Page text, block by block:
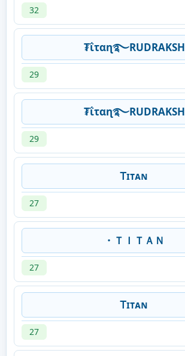
32
₮ΐταɳ࿐RUDRAKSH
29
₮ΐταɳ࿐RUDRAKSH
29
Ꭲɪᴛᴀɴ
27
・ＴＩＴＡＮ
27
Ꭲɪᴛᴀɴ
27